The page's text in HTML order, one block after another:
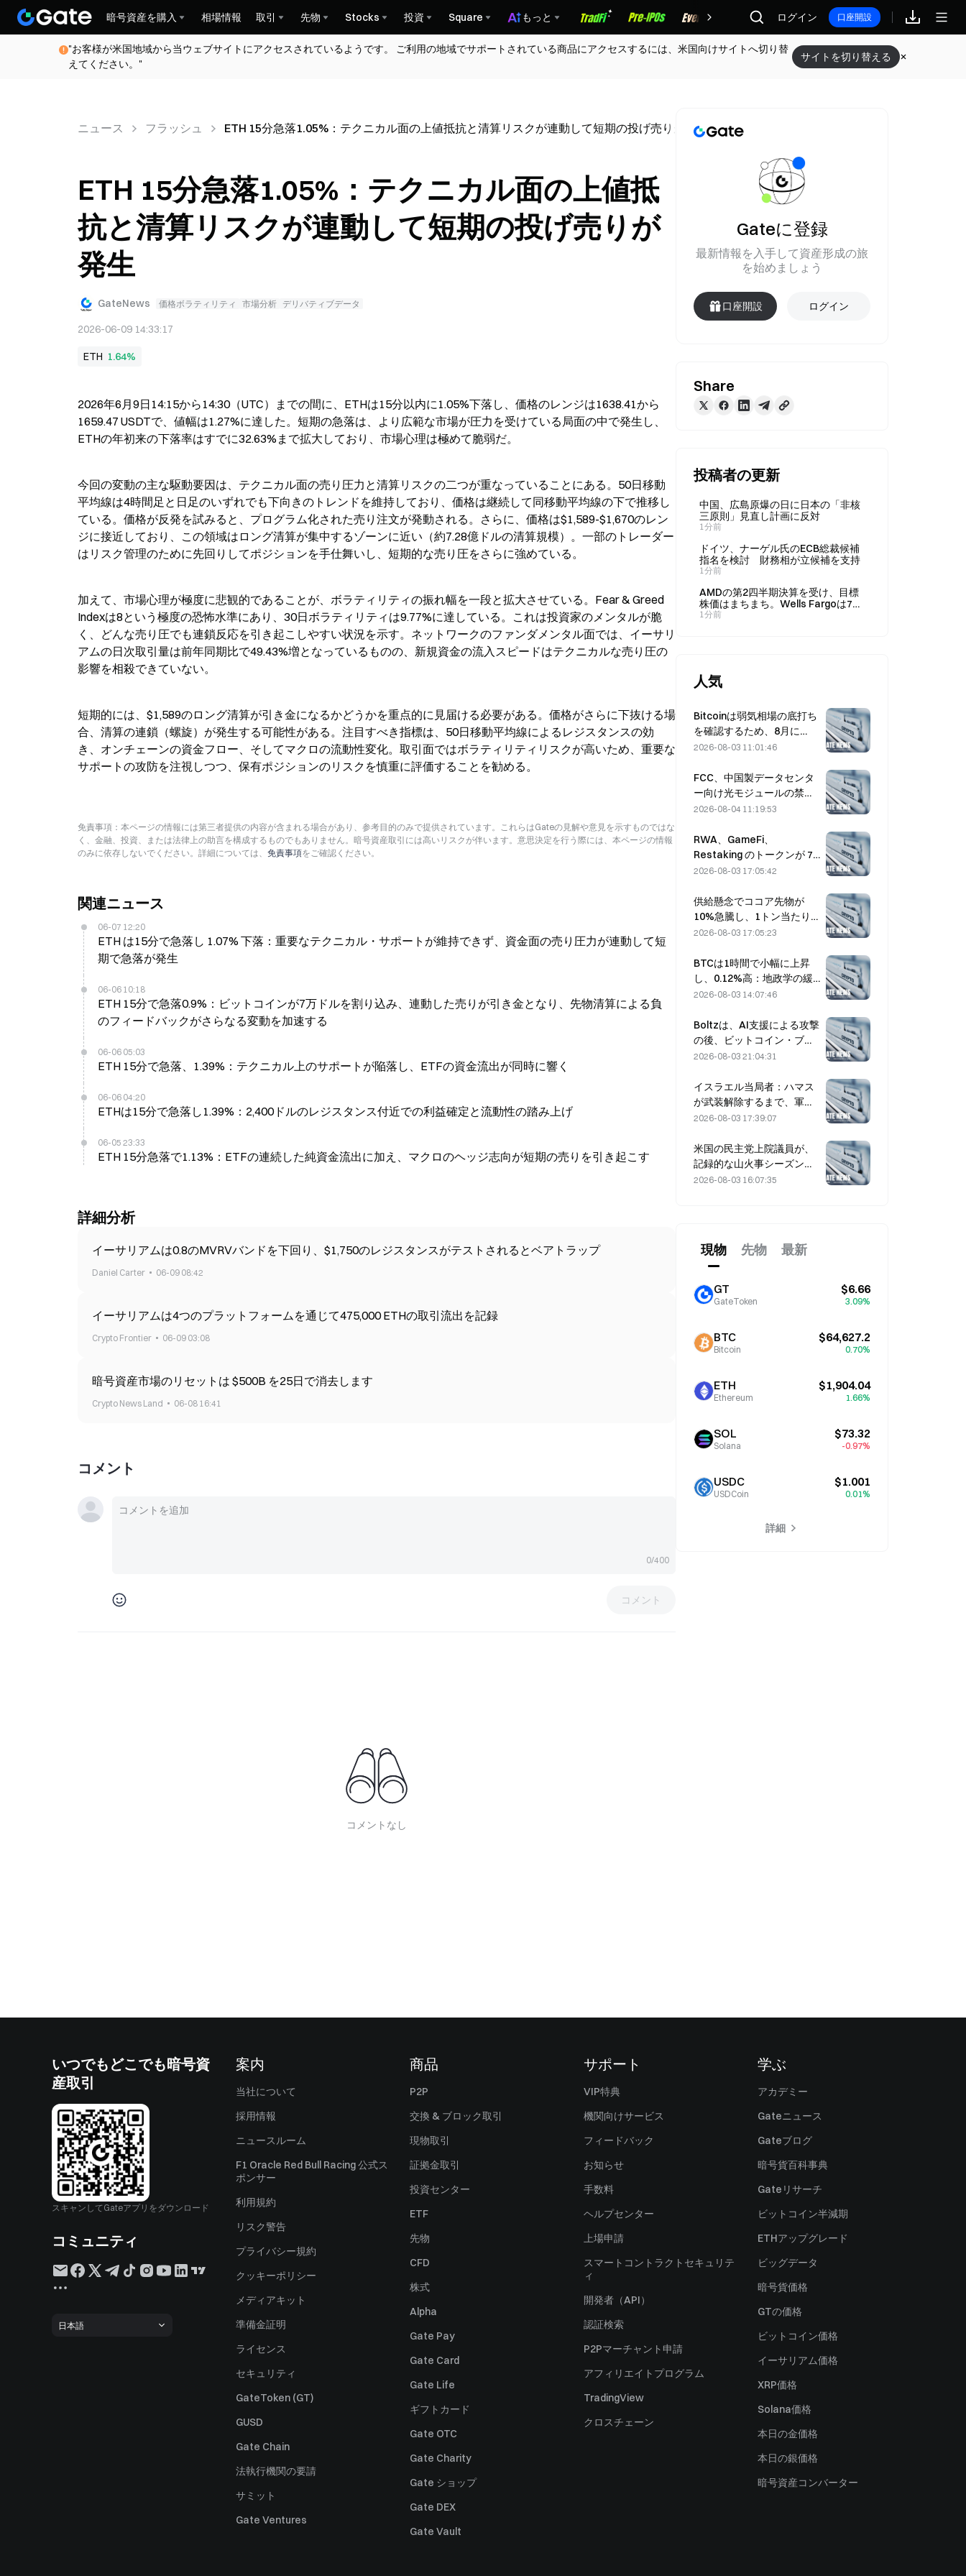
暗号資産を購入 相場情報 取引 先物 Stocks 投資 Square もっと 報酬 ログイン 口座開設
"お客様が米国地域から当ウェブサイトにアクセスされているようです。 ご利用の地域でサポートされている商品にアクセスするには、米国向けサイトへ切り替
えてください。"
サイトを切り替える
ニュース フラッシュ ETH 15分急落1.05%：テクニカル面の上値抵抗と清算リスクが連動して短期の投げ売りが発生
ETH 15分急落1.05%：テクニカル面の上値抵
抗と清算リスクが連動して短期の投げ売りが
発生
GateNews 価格ボラティリティ 市場分析 デリバティブデータ
2026-06-09 14:33:17
ETH 1.64%
2026年6月9日14:15から14:30（UTC）までの間に、ETHは15分以内に1.05%下落し、価格のレンジは1638.41から
1659.47 USDTで、値幅は1.27%に達した。短期の急落は、より広範な市場が圧力を受けている局面の中で発生し、
ETHの年初来の下落率はすでに32.63%まで拡大しており、市場心理は極めて脆弱だ。
今回の変動の主な駆動要因は、テクニカル面の売り圧力と清算リスクの二つが重なっていることにある。50日移動
平均線は4時間足と日足のいずれでも下向きのトレンドを維持しており、価格は継続して同移動平均線の下で推移し
ている。価格が反発を試みると、プログラム化された売り注文が発動される。さらに、価格は$1,589-$1,670のレン
ジに接近しており、この領域はロング清算が集中するゾーンに近い（約7.28億ドルの清算規模）。一部のトレーダー
はリスク管理のために先回りしてポジションを手仕舞いし、短期的な売り圧をさらに強めている。
加えて、市場心理が極度に悲観的であることが、ボラティリティの振れ幅を一段と拡大させている。Fear & Greed
Indexは8という極度の恐怖水準にあり、30日ボラティリティは9.77%に達している。これは投資家のメンタルが脆
く、どんな売り圧でも連鎖反応を引き起こしやすい状況を示す。ネットワークのファンダメンタル面では、イーサリ
アムの日次取引量は前年同期比で49.43%増となっているものの、新規資金の流入スピードはテクニカルな売り圧の
影響を相殺できていない。
短期的には、$1,589のロング清算が引き金になるかどうかを重点的に見届ける必要がある。価格がさらに下抜ける場
合、清算の連鎖（螺旋）が発生する可能性がある。注目すべき指標は、50日移動平均線によるレジスタンスの効
き、オンチェーンの資金フロー、そしてマクロの流動性変化。取引面ではボラティリティリスクが高いため、重要な
サポートの攻防を注視しつつ、保有ポジションのリスクを慎重に評価することを勧める。
免責事項：本ページの情報には第三者提供の内容が含まれる場合があり、参考目的のみで提供されています。これらはGateの見解や意見を示すものではな
く、金融、投資、または法律上の助言を構成するものでもありません。暗号資産取引には高いリスクが伴います。意思決定を行う際には、本ページの情報
のみに依存しないでください。詳細については、 免責事項をご確認ください。
関連ニュース
06-07 12:20
ETH は15分で急落し 1.07% 下落：重要なテクニカル・サポートが維持できず、資金面の売り圧力が連動して短
期で急落が発生
06-06 10:18
ETH 15分で急落0.9%：ビットコインが7万ドルを割り込み、連動した売りが引き金となり、先物清算による負
のフィードバックがさらなる変動を加速する
06-06 05:03
ETH 15分で急落、1.39%：テクニカル上のサポートが陥落し、ETFの資金流出が同時に響く
06-06 04:20
ETHは15分で急落し1.39%：2,400ドルのレジスタンス付近での利益確定と流動性の踏み上げ
06-05 23:33
ETH 15分急落で1.13%：ETFの連続した純資金流出に加え、マクロのヘッジ志向が短期の売りを引き起こす
詳細分析
イーサリアムは0.8のMVRVバンドを下回り、$1,750のレジスタンスがテストされるとベアトラップ
Daniel Carter 06-09 08:42
イーサリアムは4つのプラットフォームを通じて475,000 ETHの取引流出を記録
Crypto Frontier 06-09 03:08
暗号資産市場のリセットは $500B を25日で消去します
Crypto News Land 06-08 16:41
コメント
0/400
コメント
コメントなし
Gateに登録
最新情報を入手して資産形成の旅
を始めましょう
口座開設 ログイン
Share
投稿者の更新
中国、広島原爆の日に日本の「非核
三原則」見直し計画に反対
1分前
ドイツ、ナーゲル氏のECB総裁候補
指名を検討 財務相が立候補を支持
1分前
AMDの第2四半期決算を受け、目標
株価はまちまち。Wells Fargoは700
ドルに引き上げ、Mizuhoは580ドル
1分前
人気
Bitcoinは弱気相場の底打ち
を確認するため、8月に
$63,000を上回って引ける
言うところでは10倍の可能
性
2026-08-03 11:01:46
FCC、中国製データセンタ
ー向け光モジュールの禁止
案を策定、Xinyuanは27%
る可能性
2026-08-04 11:19:53
RWA、GameFi、
Restaking のトークンが 7
月のリード市場パフォーマ
2026-08-03 17:05:42
供給懸念でココア先物が
10%急騰し、1トン当たり
6,000ドルに接近
2026-08-03 17:05:23
BTCは1時間で小幅に上昇
し、0.12%高：地政学の緩
和とマクロのムードの連動
し
2026-08-03 14:07:46
Boltzは、AI支援による攻撃
の後、ビットコイン・ブリ
ッジのサービスを無期限停
2026-08-03 21:04:31
イスラエル当局者：ハマス
が武装解除するまで、軍の
資金拠出（撤退）は行わな
2026-08-03 17:39:07
米国の民主党上院議員が、
記録的な山火事シーズンを
背景に、CFTCに対して山
2026-08-03 16:07:35
現物 先物 最新
GT
GateToken
$6.66
3.09%
BTC
Bitcoin
$64,627.2
0.70%
ETH
Ethereum
$1,904.04
1.66%
SOL
Solana
$73.32
-0.97%
USDC
USDCoin
$1.001
0.01%
詳細
いつでもどこでも暗号資
産取引
スキャンしてGateアプリをダウンロード
コミュニティ
日本語
案内
当社について
採用情報
ニュースルーム
F1 Oracle Red Bull Racing 公式ス
ポンサー
利用規約
リスク警告
プライバシー規約
クッキーポリシー
メディアキット
準備金証明
ライセンス
セキュリティ
GateToken (GT)
GUSD
Gate Chain
法執行機関の要請
サミット
Gate Ventures
商品
P2P
交換 & ブロック取引
現物取引
証拠金取引
投資センター
ETF
先物
CFD
株式
Alpha
Gate Pay
Gate Card
Gate Life
ギフトカード
Gate OTC
Gate Charity
Gate ショップ
Gate DEX
Gate Vault
サポート
VIP特典
機関向けサービス
フィードバック
お知らせ
手数料
ヘルプセンター
上場申請
スマートコントラクトセキュリテ
ィ
開発者（API）
認証検索
P2Pマーチャント申請
アフィリエイトプログラム
TradingView
クロスチェーン
学ぶ
アカデミー
Gateニュース
Gateブログ
暗号貨百科事典
Gateリサーチ
ビットコイン半減期
ETHアップグレード
ビッグデータ
暗号貨価格
GTの価格
ビットコイン価格
イーサリアム価格
XRP価格
Solana価格
本日の金価格
本日の銀価格
暗号資産コンバーター